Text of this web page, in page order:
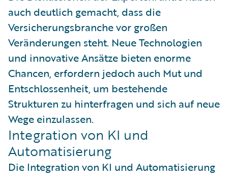
auch deutlich gemacht, dass die
Versicherungsbranche vor großen
Veränderungen steht. Neue Technologien
und innovative Ansätze bieten enorme
Chancen, erfordern jedoch auch Mut und
Entschlossenheit, um bestehende
Strukturen zu hinterfragen und sich auf neue
Wege einzulassen.
Integration von KI und
Automatisierung
Die Integration von KI und Automatisierung